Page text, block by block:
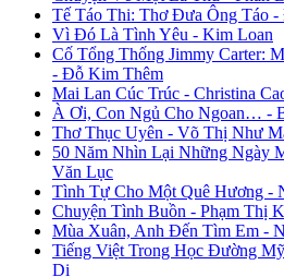
Tế Táo Thi: Thơ Đưa Ông Táo
Vì Đó Là Tình Yêu - Kim Loan
Cố Tổng Thống Jimmy Carter:
- Đỗ Kim Thêm
Mai Lan Cúc Trúc - Christina
À Ơi, Con Ngủ Cho Ngoan… -
Thơ Thục Uyên - Võ Thị Như
50 Năm Nhìn Lại Những Ngày
Văn Lục
Tình Tự Cho Một Quê Hương -
Chuyện Tình Buồn - Phạm Thị
Mùa Xuân, Anh Đến Tìm Em -
Tiếng Việt Trong Học Đường
Di